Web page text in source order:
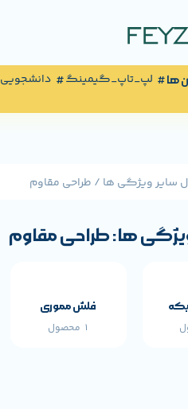
ها لپ_تاپ_گیمینگ دانشجویی
سایر ویژگی ها / طراحی مقاوم
ها: طراحی مقاوم
فلش مموری
1 محصول